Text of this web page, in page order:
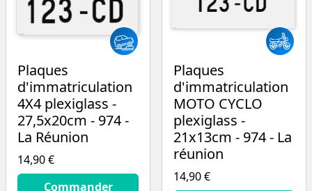
Plaques
d'immatriculation
4X4 plexiglass -
27,5x20cm - 974 -
La Réunion
14,90 €
14.9
€Commander
Plaques
d'immatriculation
MOTO CYCLO
plexiglass -
21x13cm - 974 - La
réunion
14,90 €